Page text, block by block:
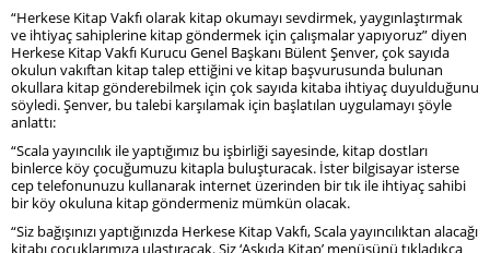
“Herkese Kitap Vakfı olarak kitap okumayı sevdirmek, yaygınlaştırmak
ve ihtiyaç sahiplerine kitap göndermek için çalışmalar yapıyoruz” diyen
Herkese Kitap Vakfı Kurucu Genel Başkanı Bülent Şenver, çok sayıda
okulun vakıftan kitap talep ettiğini ve kitap başvurusunda bulunan
okullara kitap gönderebilmek için çok sayıda kitaba ihtiyaç duyulduğunu
söyledi. Şenver, bu talebi karşılamak için başlatılan uygulamayı şöyle
anlattı:
“Scala yayıncılık ile yaptığımız bu işbirliği sayesinde, kitap dostları
binlerce köy çocuğumuzu kitapla buluşturacak. İster bilgisayar isterse
cep telefonunuzu kullanarak internet üzerinden bir tık ile ihtiyaç sahibi
bir köy okuluna kitap göndermeniz mümkün olacak.
“Siz bağışınızı yaptığınızda Herkese Kitap Vakfı, Scala yayıncılıktan alacağı
kitabı çocuklarımıza ulaştıracak. Siz ‘Askıda Kitap’ menüsünü tıkladıkça